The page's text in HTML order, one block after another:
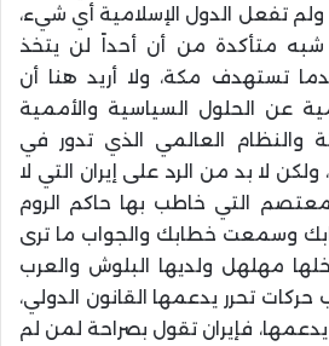
تفعل الدول الإسلامية أي شيء،
شبه متأكدة من أن أحداً لن يتخذ
تستهدف مكة، ولا أريد هنا أن
عن الحلول السياسية والأممية
والنظام العالمي الذي تدور في
لا بد من الرد على إيران التي لا
التي خاطب بها حاكم الروم
وسمعت خطابك والجواب ما ترى
مهلهل ولديها البلوش والعرب
تحرر يدعمها القانون الدولي،
فإيران تقول بصراحة لمن لم